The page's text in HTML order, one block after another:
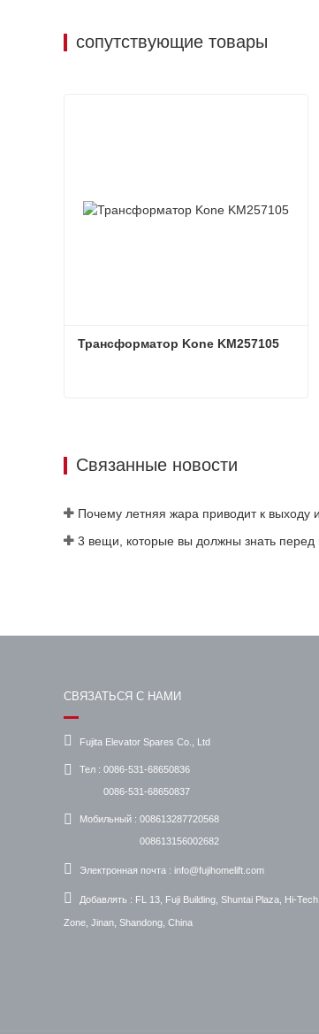
сопутствующие товары
Трансформатор Kone KM257105
Связанные новости
СВЯЗАТЬСЯ С НАМИ
Fujita Elevator Spares Co., Ltd
Тел : 0086-531-68650836
0086-531-68650837
Мобильный : 008613287720568
008613156002682
Электронная почта : info@fujihomelift.com
Добавлять : FL 13, Fuji Building, Shuntai Plaza, Hi-Tech
Zone, Jinan, Shandong, China